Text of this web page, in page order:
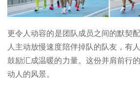
更令人动容的是团队成员之间的默
人主动放慢速度陪伴掉队的队友，有
鼓励汇成温暖的力量。这份并肩前行
动人的风景。